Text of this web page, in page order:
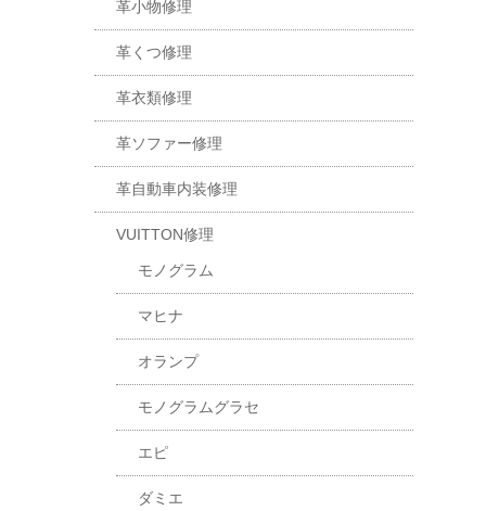
革小物修理
革くつ修理
革衣類修理
革ソファー修理
革自動車内装修理
VUITTON修理
モノグラム
マヒナ
オランプ
モノグラムグラセ
エピ
ダミエ